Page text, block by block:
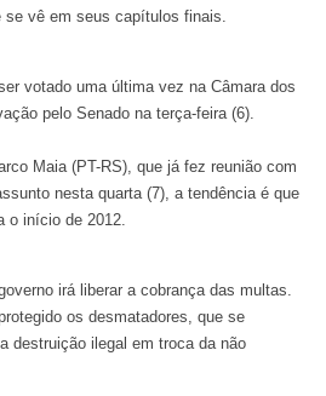
vê em seus capítulos finais.
votado uma última vez na Câmara dos
pelo Senado na terça-feira (6).
Maia (PT-RS), que já fez reunião com
nesta quarta (7), a tendência é que
o início de 2012.
irá liberar a cobrança das multas.
os desmatadores, que se
destruição ilegal em troca da não